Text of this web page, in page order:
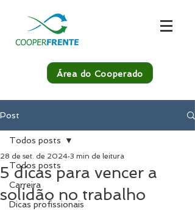
Área do Cooperado
Post
Todos posts
Carreira
Dicas profissionais
Todos posts
5 dicas para vencer a
solidão no trabalho
28 de set. de 2024 3 min de leitura